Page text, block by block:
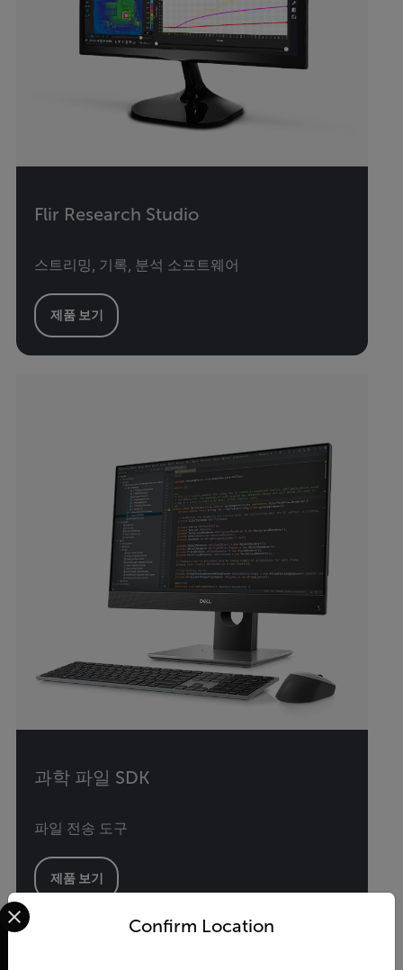
Flir Research Studio
스트리밍, 기록, 분석 소프트웨어
제품 보기
과학 파일 SDK
파일 전송 도구
제품 보기
Confirm Location
Select your preferred country and language from the